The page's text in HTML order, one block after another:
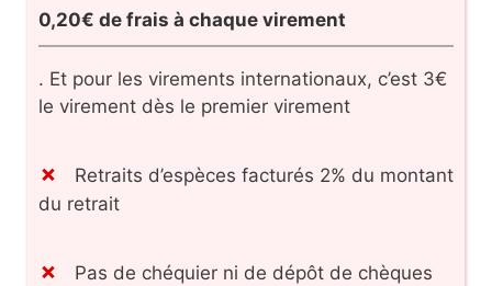
0,20€ de frais à chaque virement
. Et pour les virements internationaux, c’est 3€
le virement dès le premier virement
Retraits d’espèces facturés 2% du montant
du retrait
Pas de chéquier ni de dépôt de chèques